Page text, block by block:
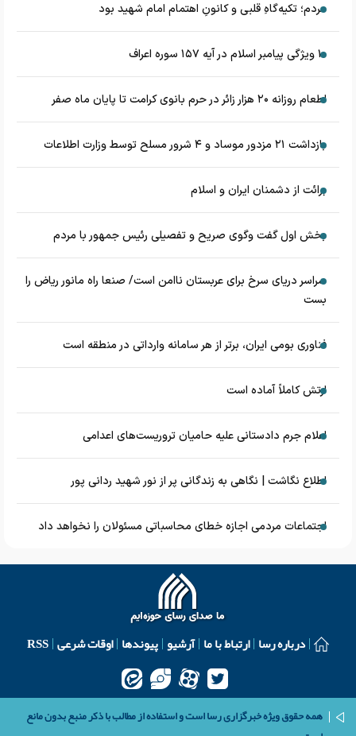
مردم؛ تکیه‌گاهِ قلبی و کانونِ اهتمام امام شهید بود
۱۰ ویژگی پیامبر اسلام در آیه ۱۵۷ سوره اعراف
اطعام روزانه ۲۰ هزار زائر در حرم بانوی کرامت تا پایان ماه صفر
بازداشت ۲۱ مزدور موساد و ۴ شرور مسلح توسط وزارت اطلاعات
برائت از دشمنان ایران و اسلام
بخش اول گفت وگوی صریح و تفصیلی رئیس جمهور با مردم
سراسر دریای سرخ برای عربستان ناامن است/ صنعا راه مانور ریاض را
بست
فناوری بومی ایران، برتر از هر سامانه وارداتی در منطقه است
ارتش کاملاً آماده است
اعلام جرم دادستانی علیه حامیان تروریست‌های اعدامی
اطلاع نگاشت | نگاهی به زندگانی پر از نور شهید ردانی پور
اجتماعات مردمی اجازه خطای محاسباتی مسئولان را نخواهد داد
درباره رسا ارتباط با ما آرشیو پیوندها اوقات شرعی RSS
همه حقوق ویژه خبرگزاری رسا است و استفاده از مطالب با ذکر منبع بدون مانع